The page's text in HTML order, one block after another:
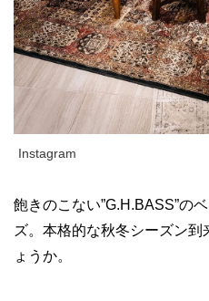
Instagram
飽きのこない”G.H.BASS”の
ズ。本格的な秋冬シーズン
ょうか。